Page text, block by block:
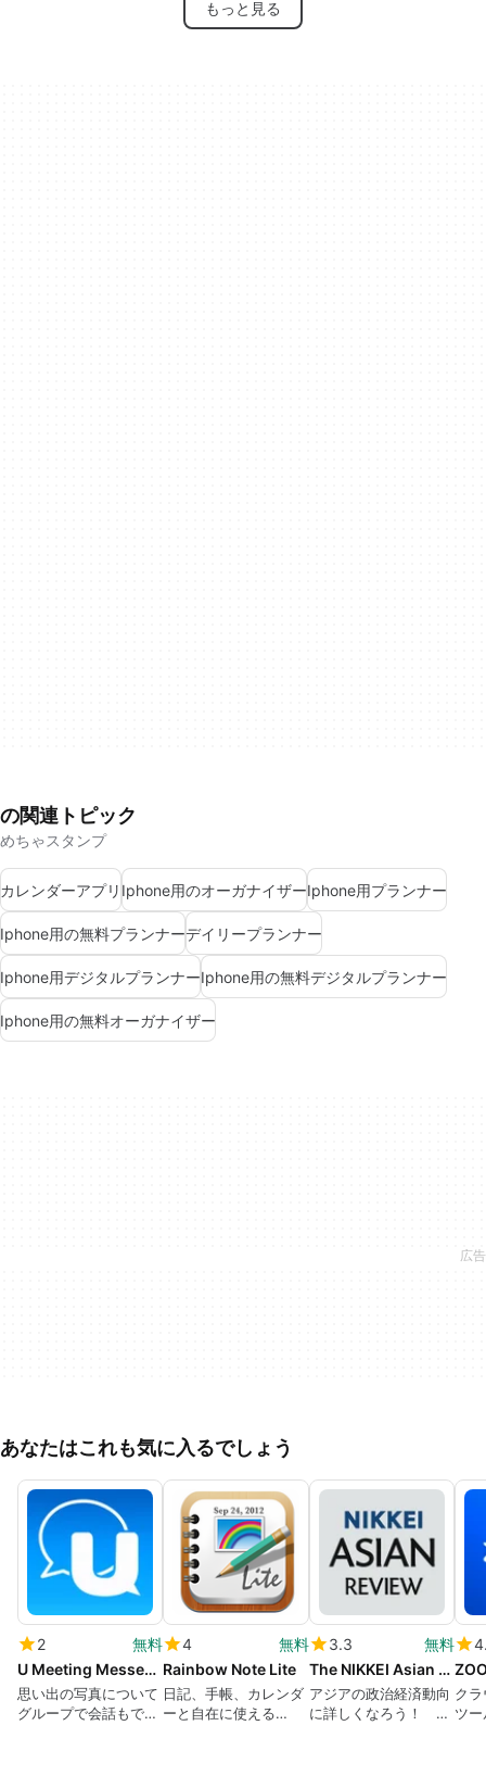
もっと見る
の関連トピック
めちゃスタンプ
カレンダーアプリ Iphone用のオーガナイザーIphone用プランナー
Iphone用の無料プランナーデイリープランナー
Iphone用デジタルプランナーIphone用の無料デジタルプランナー
Iphone用の無料オーガナイザー
あなたはこれも気に入るでしょう
2
無料
U Meeting Messenger Webinar
思い出の写真について
グループで会話もでき
4
無料
Rainbow Note Lite
日記、手帳、カレンダ
ーと自在に使える
3.3
無料
The NIKKEI Asian review
アジアの政治経済動向
に詳しくなろう！ 無
ク
ツー